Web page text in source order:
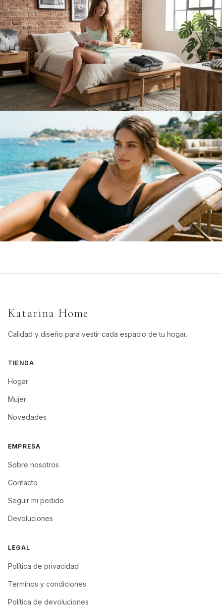
Pijamas
Temporada Primavera Verano
Temporada 2026
Katarina Home
Calidad y diseño para vestir cada espacio de tu hogar.
TIENDA
Hogar
Mujer
Novedades
EMPRESA
Sobre nosotros
Contacto
Seguir mi pedido
Devoluciones
LEGAL
Política de privacidad
Terminos y condiciones
Política de devoluciones